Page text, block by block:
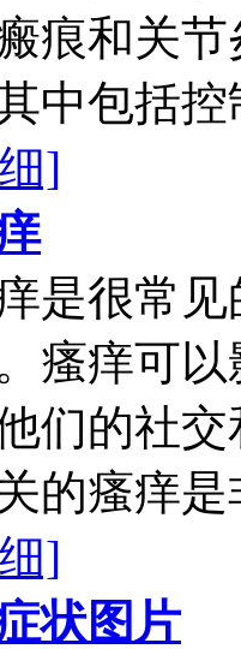
痕和关
中包括
]
是很常
瘙痒可
们的社
的瘙痒
]
状图片